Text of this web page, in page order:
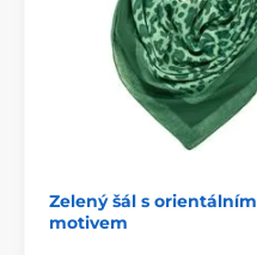
Zelený šál s orientálním
motivem